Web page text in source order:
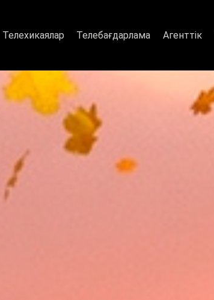
Телехикаялар Телебағдарлама Агенттік